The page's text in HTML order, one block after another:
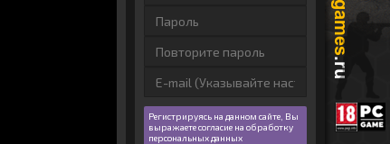
Регистрируясь на данном сайте, Вы
выражаете согласие на обработку
персональных данных